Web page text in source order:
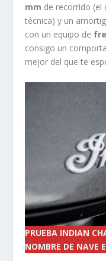
mm de recorrido (el
técnica) y un
con un equipo de
consigo un
mejor del que te
PRUEBA INDIAN
NOMBRE DE NAVE